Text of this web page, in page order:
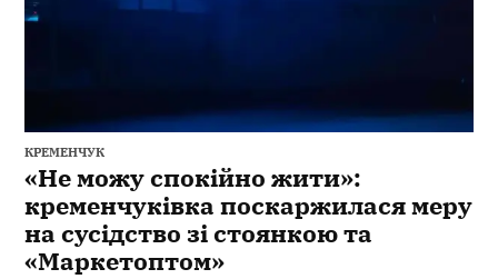
КРЕМЕНЧУК
«Не можу спокійно жити»:
кременчуківка поскаржилася меру
на сусідство зі стоянкою та
«Маркетоптом»